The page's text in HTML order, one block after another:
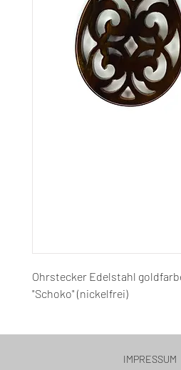
Ohrstecker Edelstahl
"Schoko" (nickelfrei)
IMPRESSUM